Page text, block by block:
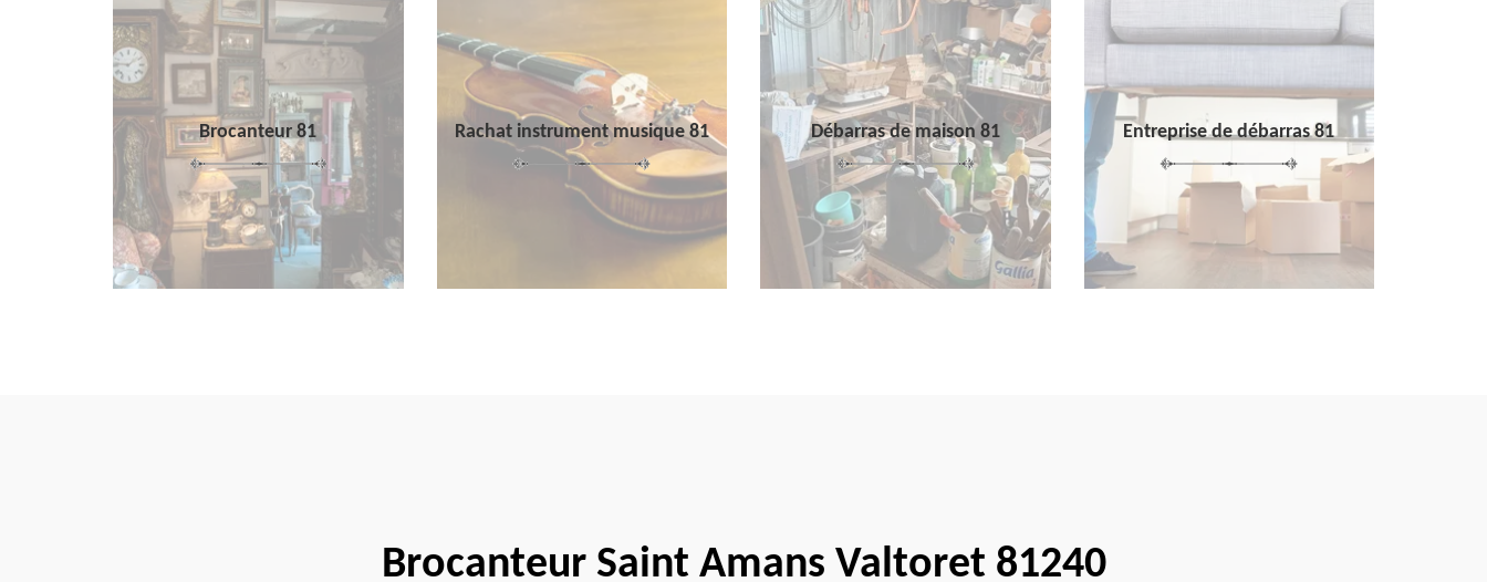
Brocanteur 81 Rachat instrument musique 81 Débarras de maison 81 Entreprise de débarras 81
Brocanteur Saint Amans Valtoret 81240